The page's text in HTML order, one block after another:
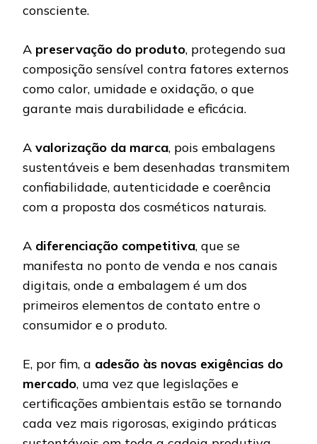
consciente.
A preservação do produto, protegendo sua
composição sensível contra fatores externos
como calor, umidade e oxidação, o que
garante mais durabilidade e eficácia.
A valorização da marca, pois embalagens
sustentáveis e bem desenhadas transmitem
confiabilidade, autenticidade e coerência
com a proposta dos cosméticos naturais.
A diferenciação competitiva, que se
manifesta no ponto de venda e nos canais
digitais, onde a embalagem é um dos
primeiros elementos de contato entre o
consumidor e o produto.
E, por fim, a adesão às novas exigências do
mercado, uma vez que legislações e
certificações ambientais estão se tornando
cada vez mais rigorosas, exigindo práticas